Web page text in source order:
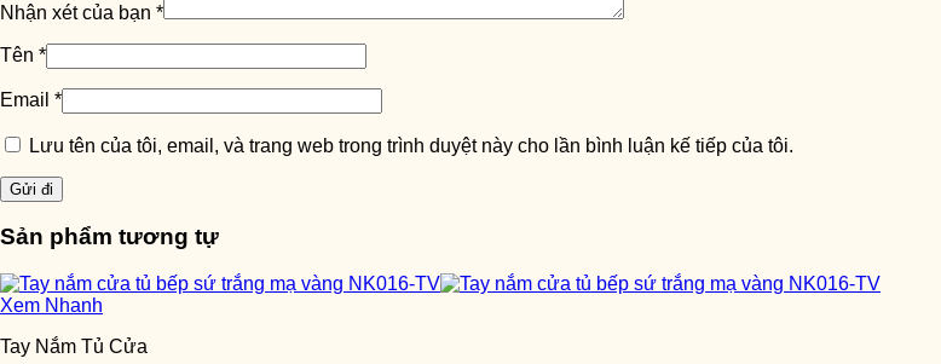
Nhận xét của bạn *
Tên *
Email *
Lưu tên của tôi, email, và trang web trong trình duyệt này cho lần bình luận kế tiếp của tôi.
Sản phẩm tương tự
Xem Nhanh
Tay Nắm Tủ Cửa